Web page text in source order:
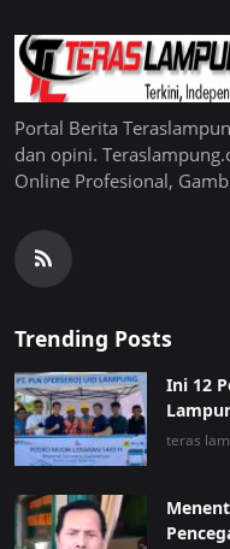
Portal Berita
dan opini.
Online Profesional,
Trending Posts
Ini 12
teras